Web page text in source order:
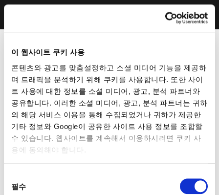
이 웹사이트 쿠키 사용
콘텐츠와 광고를 맞춤설정하고 소셜 미디어 기능을 제공하
며 트래픽을 분석하기 위해 쿠키를 사용합니다. 또한 사이
트 사용에 대한 정보를 소셜 미디어, 광고, 분석 파트너와
공유합니다. 이러한 소셜 미디어, 광고, 분석 파트너는 귀하
의 해당 서비스 이용을 통해 수집되었거나 귀하가 제공한
기타 정보와 Google이 공유한 사이트 사용 정보를 조합할
수 있습니다. 웹사이트를 계속해서 이용하시려면 쿠키 사
용에 동의해야 합니다.
필수